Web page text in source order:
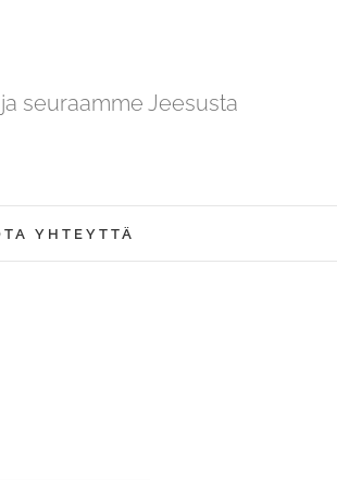
seuraamme Jeesusta
YHTEYTTÄ